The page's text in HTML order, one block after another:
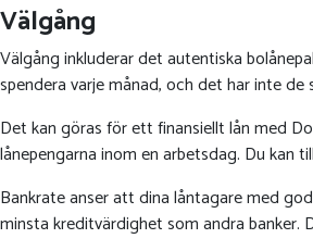
Välgång
Välgång inkluderar det autentiska
spendera varje månad, och det har inte
Det kan göras för ett finansiellt lån med
lånepengarna inom en arbetsdag. Du kan
Bankrate anser att dina låntagare med
minsta kreditvärdighet som andra